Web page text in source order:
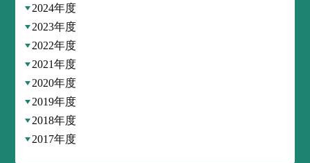
2024年度
2023年度
2022年度
2021年度
2020年度
2019年度
2018年度
2017年度